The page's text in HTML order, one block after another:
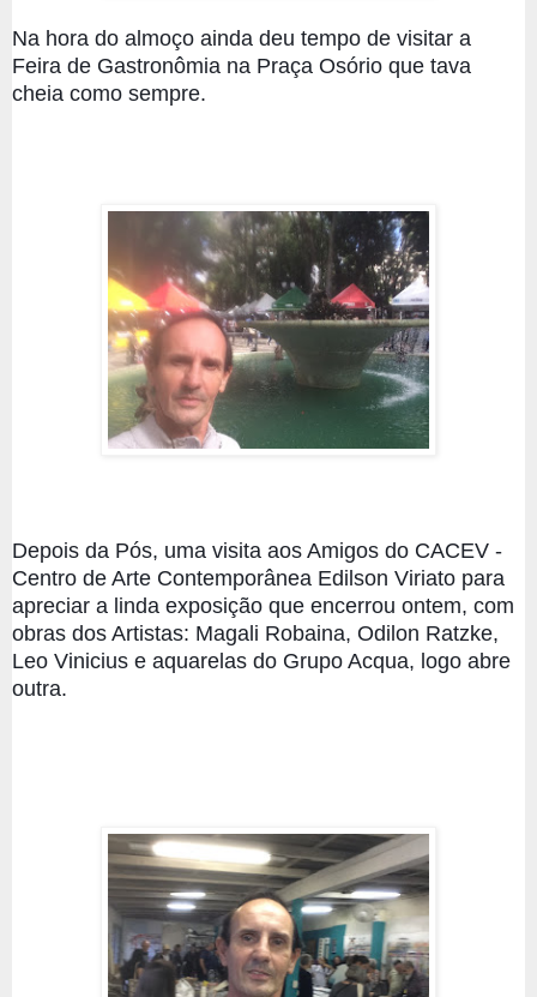
Na hora do almoço ainda deu tempo de visitar a
Feira de Gastronômia na Praça Osório que tava
cheia como sempre.
Depois da Pós, uma visita aos Amigos do CACEV -
Centro de Arte Contemporânea Edilson Viriato para
apreciar a linda exposição que encerrou ontem, com
obras dos Artistas: Magali Robaina, Odilon Ratzke,
Leo Vinicius e aquarelas do Grupo Acqua, logo abre
outra.